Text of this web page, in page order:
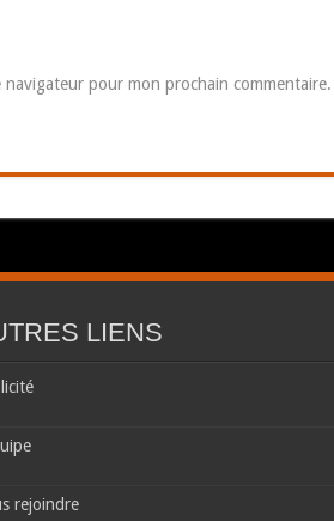
pour mon prochain commentaire.
LIENS
rejoindre